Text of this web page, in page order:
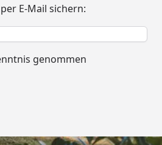
E-Mail sichern:
genommen